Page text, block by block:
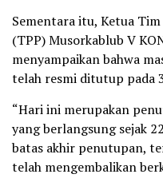
Sementara itu, Ketua
(TPP) Musorkablub V
menyampaikan bahwa
telah resmi ditutup pada
“Hari ini merupakan
yang berlangsung sejak
batas akhir penutupan,
telah mengembalikan